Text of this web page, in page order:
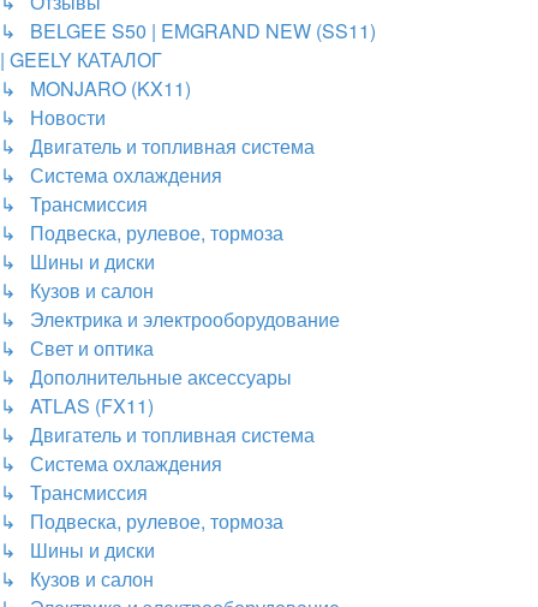
↳ BELGEE S50 | EMGRAND NEW (SS11)
| GEELY КАТАЛОГ
↳ MONJARO (KX11)
↳ Новости
↳ Двигатель и топливная система
↳ Система охлаждения
↳ Трансмиссия
↳ Подвеска, рулевое, тормоза
↳ Шины и диски
↳ Кузов и салон
↳ Электрика и электрооборудование
↳ Свет и оптика
↳ Дополнительные аксессуары
↳ ATLAS (FX11)
↳ Двигатель и топливная система
↳ Система охлаждения
↳ Трансмиссия
↳ Подвеска, рулевое, тормоза
↳ Шины и диски
↳ Кузов и салон